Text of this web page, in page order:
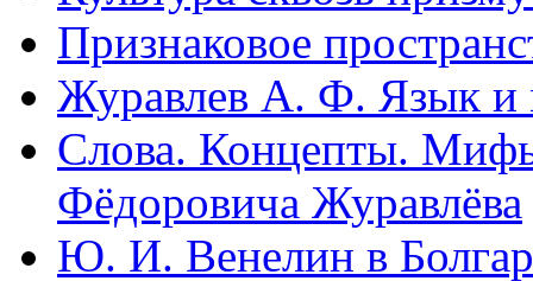
Признаковое
Журавлев А. Ф. Язык
Слова. Концепты.
Фёдоровича Журавлёва
Ю. И. Венелин в